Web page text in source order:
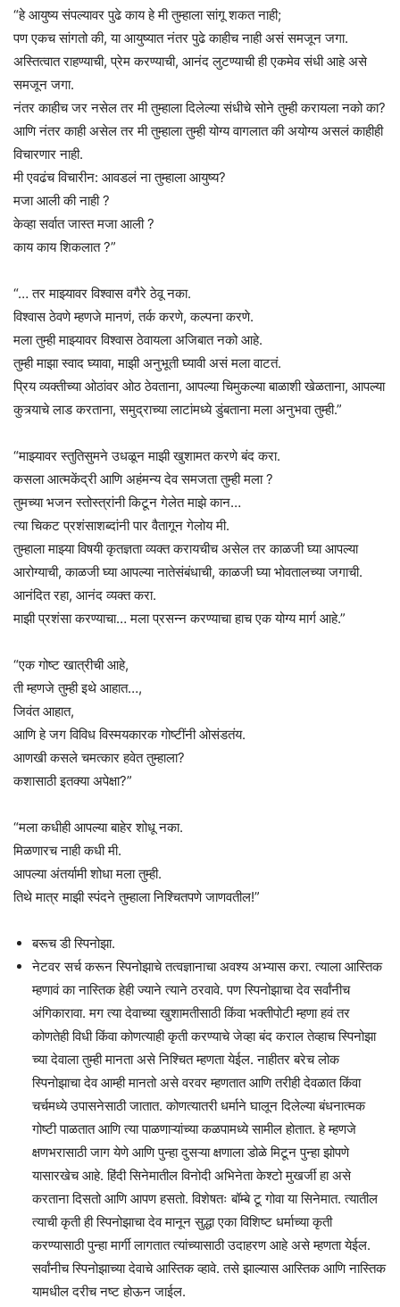
“हे आयुष्य संपल्यावर पुढे काय हे मी तुम्हाला सांगू शकत नाही;
पण एकच सांगतो की, या आयुष्यात नंतर पुढे काहीच नाही असं समजून जगा.
अस्तित्वात राहण्याची, प्रेम करण्याची, आनंद लुटण्याची ही एकमेव संधी आहे असे
समजून जगा.
नंतर काहीच जर नसेल तर मी तुम्हाला दिलेल्या संधीचे सोने तुम्ही करायला नको का?
आणि नंतर काही असेल तर मी तुम्हाला तुम्ही योग्य वागलात की अयोग्य असलं काहीही
विचारणार नाही.
मी एवढंच विचारीन: आवडलं ना तुम्हाला आयुष्य?
मजा आली की नाही ?
केव्हा सर्वात जास्त मजा आली ?
काय काय शिकलात ?”
“… तर माझ्यावर विश्वास वगैरे ठेवू नका.
विश्वास ठेवणे म्हणजे मानणं, तर्क करणे, कल्पना करणे.
मला तुम्ही माझ्यावर विश्वास ठेवायला अजिबात नको आहे.
तुम्ही माझा स्वाद घ्यावा, माझी अनुभूती घ्यावी असं मला वाटतं.
प्रिय व्यक्तीच्या ओठांवर ओठ ठेवताना, आपल्या चिमुकल्या बाळाशी खेळताना, आपल्या
कुत्र्याचे लाड करताना, समुद्राच्या लाटांमध्ये डुंबताना मला अनुभवा तुम्ही.”
“माझ्यावर स्तुतिसुमने उधळून माझी खुशामत करणे बंद करा.
कसला आत्मकेंद्री आणि अहंमन्य देव समजता तुम्ही मला ?
तुमच्या भजन स्तोस्त्रांनी किटून गेलेत माझे कान…
त्या चिकट प्रशंसाशब्दांनी पार वैतागून गेलोय मी.
तुम्हाला माझ्या विषयी कृतज्ञता व्यक्त करायचीच असेल तर काळजी घ्या आपल्या
आरोग्याची, काळजी घ्या आपल्या नातेसंबंधाची, काळजी घ्या भोवतालच्या जगाची.
आनंदित रहा, आनंद व्यक्त करा.
माझी प्रशंसा करण्याचा… मला प्रसन्न करण्याचा हाच एक योग्य मार्ग आहे.”
“एक गोष्ट खात्रीची आहे,
ती म्हणजे तुम्ही इथे आहात…,
जिवंत आहात,
आणि हे जग विविध विस्मयकारक गोष्टींनी ओसंडतंय.
आणखी कसले चमत्कार हवेत तुम्हाला?
कशासाठी इतक्या अपेक्षा?”
“मला कधीही आपल्या बाहेर शोधू नका.
मिळणारच नाही कधी मी.
आपल्या अंतर्यामी शोधा मला तुम्ही.
तिथे मात्र माझी स्पंदने तुम्हाला निश्चितपणे जाणवतील!”
बरूच डी स्पिनोझा.
नेटवर सर्च करून स्पिनोझाचे तत्वज्ञानाचा अवश्य अभ्यास करा. त्याला आस्तिक
म्हणावं का नास्तिक हेही ज्याने त्याने ठरवावे. पण स्पिनोझाचा देव सर्वांनीच
अंगिकारावा. मग त्या देवाच्या खुशामतीसाठी किंवा भक्तीपोटी म्हणा हवं तर
कोणतेही विधी किंवा कोणत्याही कृती करण्याचे जेव्हा बंद कराल तेव्हाच स्पिनोझा
च्या देवाला तुम्ही मानता असे निश्चित म्हणता येईल. नाहीतर बरेच लोक
स्पिनोझाचा देव आम्ही मानतो असे वरवर म्हणतात आणि तरीही देवळात किंवा
चर्चमध्ये उपासनेसाठी जातात. कोणत्यातरी धर्माने घालून दिलेल्या बंधनात्मक
गोष्टी पाळतात आणि त्या पाळणाऱ्यांच्या कळपामध्ये सामील होतात. हे म्हणजे
क्षणभरासाठी जाग येणे आणि पुन्हा दुसऱ्या क्षणाला डोळे मिटून पुन्हा झोपणे
यासारखेच आहे. हिंदी सिनेमातील विनोदी अभिनेता केश्टो मुखर्जी हा असे
करताना दिसतो आणि आपण हसतो. विशेषतः बॉम्बे टू गोवा या सिनेमात. त्यातील
त्याची कृती ही स्पिनोझाचा देव मानून सुद्धा एका विशिष्ट धर्माच्या कृती
करण्यासाठी पुन्हा मार्गी लागतात त्यांच्यासाठी उदाहरण आहे असे म्हणता येईल.
सर्वांनीच स्पिनोझाच्या देवाचे आस्तिक व्हावे. तसे झाल्यास आस्तिक आणि नास्तिक
यामधील दरीच नष्ट होऊन जाईल.